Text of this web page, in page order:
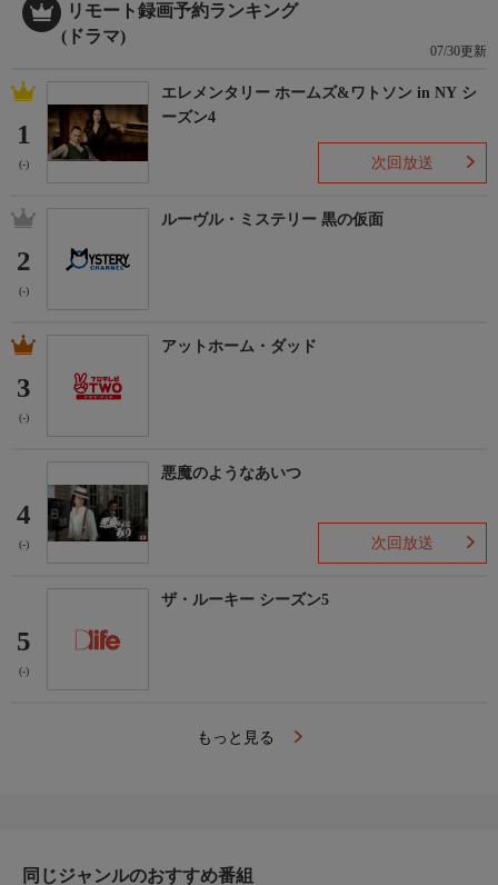
リモート録画予約ランキング
(ドラマ)
07/30更新
1
(-)
エレメンタリー ホームズ&ワトソン in NY シ
ーズン4
次回放送
2
(-)
ルーヴル・ミステリー 黒の仮面
3
(-)
アットホーム・ダッド
4
(-)
悪魔のようなあいつ
次回放送
5
(-)
ザ・ルーキー シーズン5
もっと見る
同じジャンルのおすすめ番組